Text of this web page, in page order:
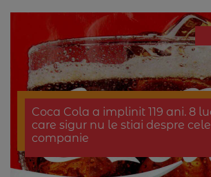
Coca Cola a implinit 119 ani. 8
care sigur nu le stiai despre
companie